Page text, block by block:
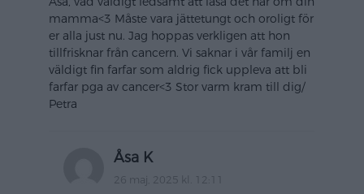
mamma<3 Måste vara jättetungt och oroligt för
er alla just nu. Jag hoppas verkligen att hon
tillfrisknar från cancern. Vi saknar i vår familj en
väldigt fin farfar som aldrig fick uppleva att bli
farfar pga av cancer<3 Stor varm kram till dig/
Petra
Åsa K
26 maj, 2025 kl. 12:11